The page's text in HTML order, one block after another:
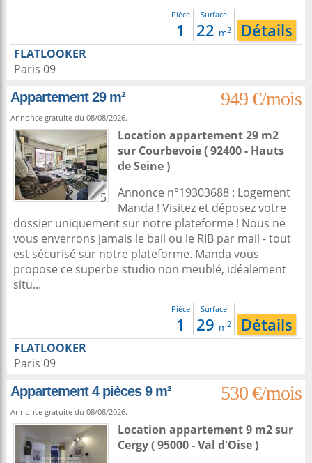
Pièce
1
Surface
22 m2 Détails
FLATLOOKER
Paris 09
Appartement 29 m²
949 €/mois
Annonce gratuite du 08/08/2026.
5
Location appartement 29 m2
sur Courbevoie( 92400 - Hauts
de Seine )
Annonce n°19303688 : Logement
Manda ! Visitez et déposez votre
dossier uniquement sur notre plateforme ! Nous ne
vous enverrons jamais le bail ou le RIB par mail - tout
est sécurisé sur notre plateforme. Manda vous
propose ce superbe studio non meublé, idéalement
situ...
Pièce
1
Surface
29 m2 Détails
FLATLOOKER
Paris 09
Appartement 4 pièces 9 m²
530 €/mois
Annonce gratuite du 08/08/2026.
Location appartement 9 m2sur
Cergy( 95000 - Val d'Oise )